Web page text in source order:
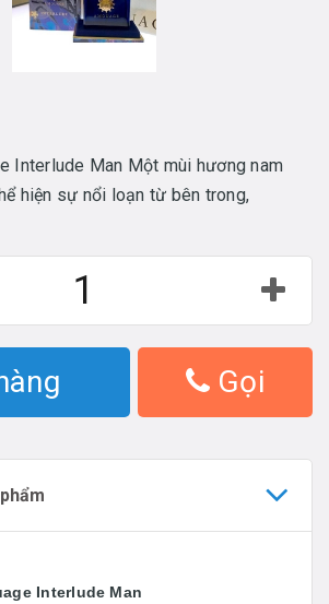
Interlude Man Một mùi hương nam
hiện sự nổi loạn từ bên trong,
Gọi
Interlude Man